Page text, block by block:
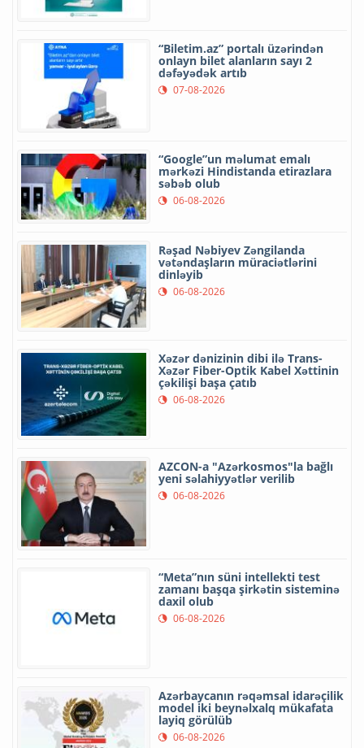
“Biletim.az” portalı üzərindən
onlayn bilet alanların sayı 2
dəfəyədək artıb
07-08-2026
“Google”un məlumat emalı
mərkəzi Hindistanda etirazlara
səbəb olub
06-08-2026
Rəşad Nəbiyev Zəngilanda
vətəndaşların müraciətlərini
dinləyib
06-08-2026
Xəzər dənizinin dibi ilə Trans-
Xəzər Fiber-Optik Kabel Xəttinin
çəkilişi başa çatıb
06-08-2026
AZCON-a "Azərkosmos"la bağlı
yeni səlahiyyətlər verilib
06-08-2026
“Meta”nın süni intellekti test
zamanı başqa şirkətin sisteminə
daxil olub
06-08-2026
Azərbaycanın rəqəmsal idarəçilik
model iki beynəlxalq mükafata
layiq görülüb
06-08-2026